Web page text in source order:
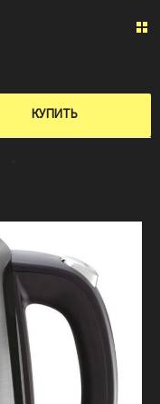
КУПИТЬ